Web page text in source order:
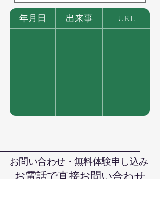
年月日 出来事 URL
お問い合わせ・無料体験申し込み
お電話で直接お問い合わせ